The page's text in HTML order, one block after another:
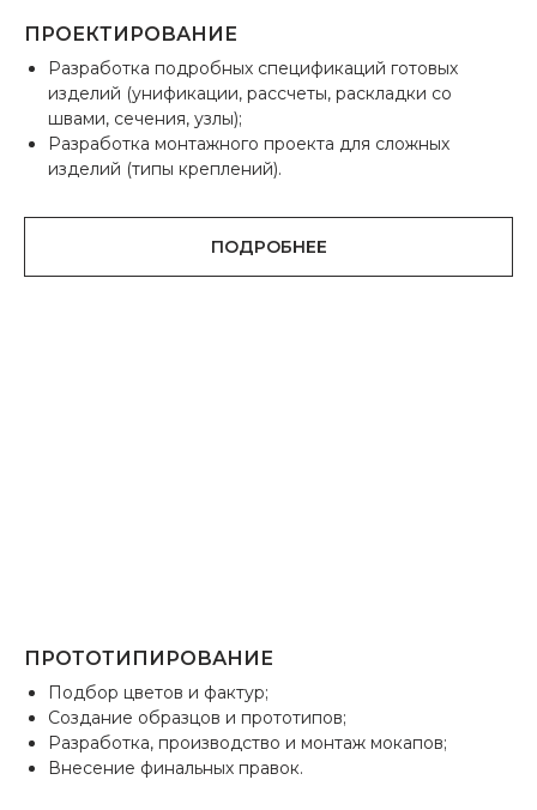
ПРОЕКТИРОВАНИЕ
Разработка подробных спецификаций готовых
изделий (унификации, рассчеты, раскладки со
швами, сечения, узлы);
Разработка монтажного проекта для сложных
изделий (типы креплений).
ПОДРОБНЕЕ
ПРОТОТИПИРОВАНИЕ
Подбор цветов и фактур;
Создание образцов и прототипов;
Разработка, производство и монтаж мокапов;
Внесение финальных правок.